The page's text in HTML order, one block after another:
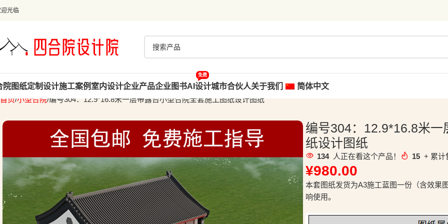
光临
院图纸定制设计施工案例 室内设计企业产品企业图书AI设计
免费
城市合伙人关于我们
简体中文
首页 小型合院 编号304：12.9*16.8米一层带露台小型合院全套施工图纸设计图纸
编号304：12.9*16.8米
纸设计图纸
134 人正在看这个产品！ 15 + 累计
¥980.00
本套图纸发货为A3施工蓝图一份（含效果
响使用。